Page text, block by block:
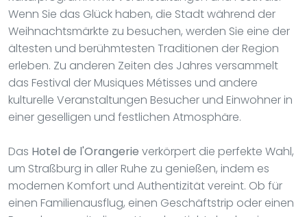
Wenn Sie das Glück haben, die Stadt während der
Weihnachtsmärkte zu besuchen, werden Sie eine der
ältesten und berühmtesten Traditionen der Region
erleben. Zu anderen Zeiten des Jahres versammelt
das Festival der Musiques Métisses und andere
kulturelle Veranstaltungen Besucher und Einwohner in
einer geselligen und festlichen Atmosphäre.
Das Hotel de l'Orangerie verkörpert die perfekte Wahl,
um Straßburg in aller Ruhe zu genießen, indem es
modernen Komfort und Authentizität vereint. Ob für
einen Familienausflug, einen Geschäftstrip oder einen